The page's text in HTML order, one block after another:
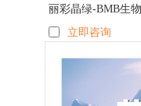
丽彩晶绿-BMB生
立即咨询